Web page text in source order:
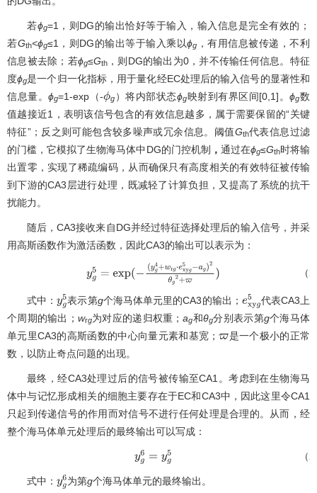
若ϕg=1，则DG的输出恰好等于输入，输入信息是完全有效的；
若Gth<ϕg≤1，则DG的输出等于输入乘以ϕg ，有用信息被传递，不利
信息被去除；若ϕg≤Gth，则DG的输出为0，并不传输任何信息。特征
度ϕg是一个归一化指标，用于量化经EC处理后的输入信号的显著性和
信息量。ϕg=1-exp（- ϕ
g ）将内部状态ϕg映射到有界区间[0,1]。ϕg数
值越接近1，表明该信号包含的有效信息越多，属于需要保留的“关键
特征”；反之则可能包含较多噪声或冗余信息。阈值Gth代表信息过滤
的门槛，它模拟了生物海马体中DG的门控机制 ， 通过在ϕg≤Gth时将输
出置零，实现了稀疏编码，从而确保只有高度相关的有效特征被传输
到下游的CA3层进行处理，既减轻了计算负担，又提高了系统的抗干
扰能力。
随后，CA3接收来自DG并经过特征选择处理后的输入信号，并采
用高斯函数作为激活函数，因此CA3的输出可以表示为：
yg5=exp(−
(yg 4+ wrg⋅ ex yg 5−ag)2θ g 2 +ϖ)
（
式中： yg5
表示第g个海马体单元里的CA3的输出； exyg5
代表CA3上
个周期的输出； wrg为对应的递归权重；ag和θg分别表示第g个海马体
单元里CA3的高斯函数的中心向量元素和基宽；
ϖ
是一个极小的正常
数，以防止奇点问题的出现。
最终，经CA3处理过后的信号被传输至CA1。考虑到在生物海马
体中与记忆形成相关的细胞主要存在于EC和CA3中，因此这里令CA1
只起到传递信号的作用而对信号不进行任何处理是合理的。从而，经
整个海马体单元处理后的最终输出可以写成：
y g6= （
式中： yg6
为第g个海马体单元的最终输出。